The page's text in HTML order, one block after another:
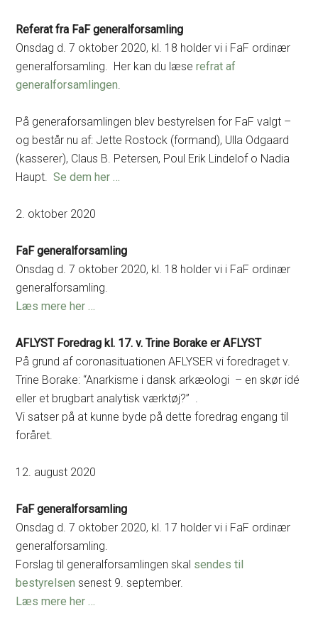
Referat fra FaF generalforsamling
Onsdag d. 7 oktober 2020, kl. 18 holder vi i FaF ordinær
generalforsamling. Her kan du læse refrat af
generalforsamlingen.
På generaforsamlingen blev bestyrelsen for FaF valgt –
og består nu af: Jette Rostock (formand), Ulla Odgaard
(kasserer), Claus B. Petersen, Poul Erik Lindelof o Nadia
Haupt.Se dem her …
2. oktober 2020
FaF generalforsamling
Onsdag d. 7 oktober 2020, kl. 18 holder vi i FaF ordinær
generalforsamling.
Læs mere her …
AFLYST Foredrag kl. 17. v. Trine Borake erAFLYST
På grund af coronasituationen AFLYSER vi foredraget v.
Trine Borake: “Anarkisme i dansk arkæologi – en skør idé
eller et brugbart analytisk værktøj?” .
Vi satser på at kunne byde på dette foredrag engang til
foråret.
12. august 2020
FaF generalforsamling
Onsdag d. 7 oktober 2020, kl. 17 holder vi i FaF ordinær
generalforsamling.
Forslag til generalforsamlingen skal sendes til
bestyrelsen senest 9. september.
Læs mere her …